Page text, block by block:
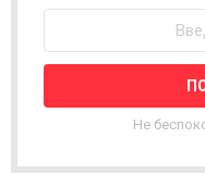
О
Т
Н
А
Не